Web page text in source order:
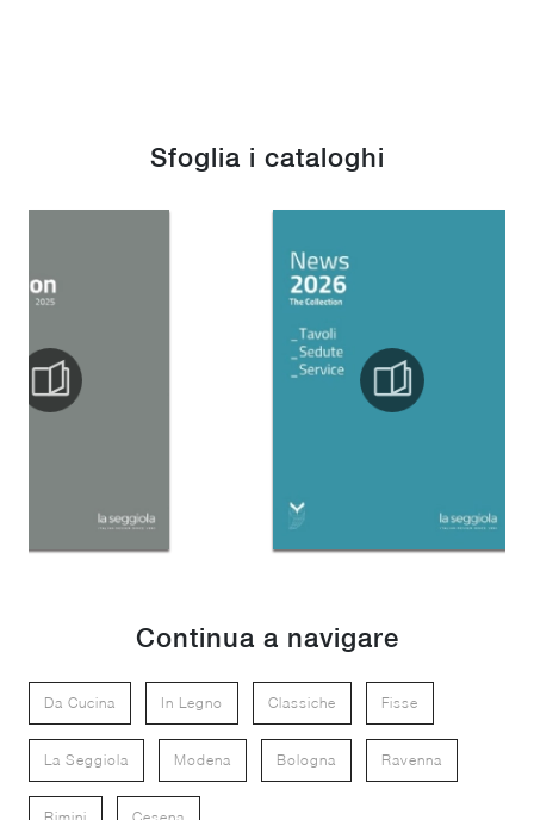
Sfoglia i cataloghi
Continua a navigare
Da Cucina In Legno Classiche Fisse
La Seggiola Modena Bologna Ravenna
Rimini Cesena